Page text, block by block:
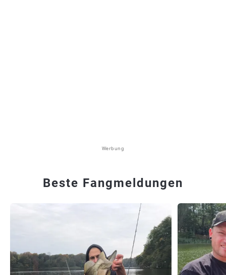
Werbung
Beste Fangmeldungen